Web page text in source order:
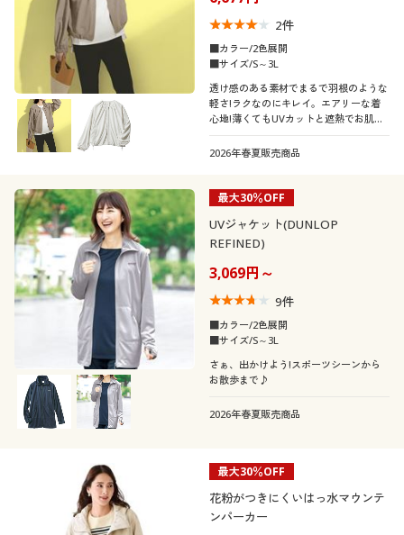
カーテン・ラグ・ファブリック
制服・学生服
ジュニア・ティーンズ下着
大きいサイズ通販すべて
大きいサイズ レディース服
大きいサイズ レディース下着
大きいサイズ 事務・制服
バーゲン
バーゲンセール
シークレットセール
詳細検索
商品カテゴリ一覧
カタログ・チラシからのご注文
デジタルカタログ
カタログ無料プレゼント
会員メニュー
マイページ
お気に入り
口コミ
(4〜4.9)
(3〜3.9)
レディースサ
LL 3L
カラー
こだわり条件
柄・デザイン
無地
襟・ネック
レギュラーカラー
袖
ノースリーブ
パフスリーブ
ナイロン
機能・特徴
2件
■カラー/2色展開
■サイズ/S～3L
透け感のある素材でまるで羽根のような
軽さ!ラクなのにキレイ。エアリーな着
心地!薄くてもUVカットと遮熱でお肌を
守ってくれる暑い日に適したアウターで
す。
2026年春夏販売商品
最大30％OFF
UVジャケット(DUNLOP
REFINED)
3,069円～
9件
■カラー/2色展開
■サイズ/S～3L
さぁ、出かけよう!スポーツシーンから
お散歩まで♪
2026年春夏販売商品
最大30％OFF
花粉がつきにくいはっ水マウンテ
ンパーカー